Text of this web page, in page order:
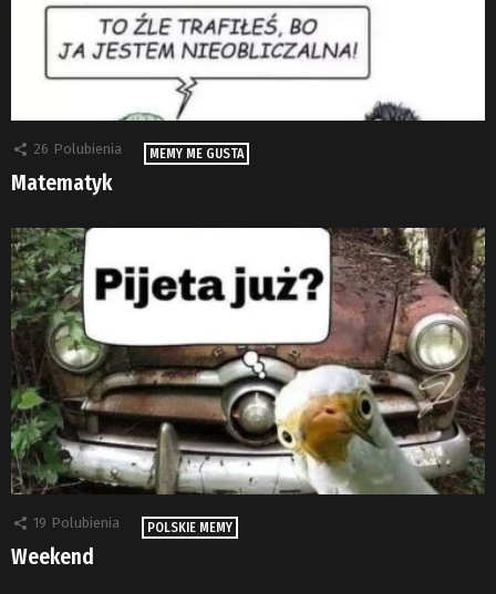
26 Polubienia MEMY ME GUSTA
Matematyk
19 Polubienia POLSKIE MEMY
Weekend